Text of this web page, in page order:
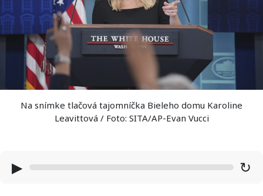
Na snímke tlačová tajomníčka Bieleho domu Karoline
Leavittová / Foto: SITA/AP-Evan Vucci
▶ ↻